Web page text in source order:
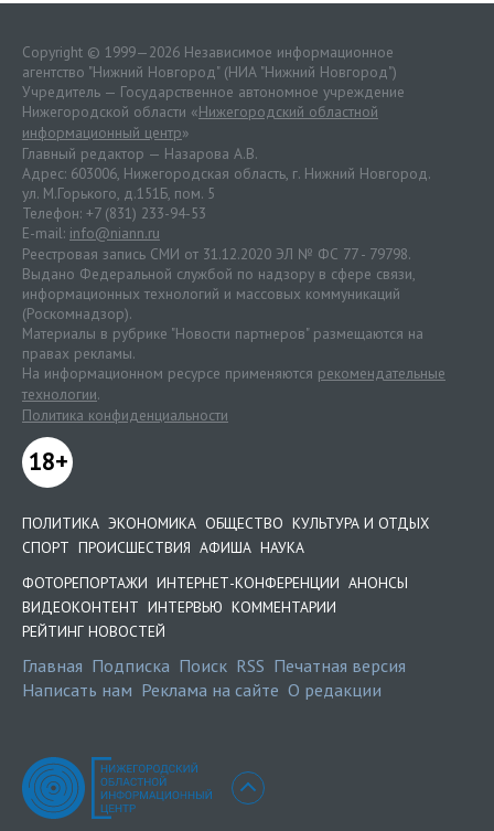
Copyright © 1999—2026 Независимое информационное
агентство "Нижний Новгород" (НИА "Нижний Новгород")
Учредитель — Государственное автономное учреждение
Нижегородской области «Нижегородский областной
информационный центр»
Главный редактор — Назарова А.В.
Адрес: 603006, Нижегородская область, г. Нижний Новгород.
ул. М.Горького, д.151Б, пом. 5
Телефон: +7 (831) 233-94-53
E-mail: info@niann.ru
Реестровая запись СМИ от 31.12.2020 ЭЛ № ФС 77 - 79798.
Выдано Федеральной службой по надзору в сфере связи,
информационных технологий и массовых коммуникаций
(Роскомнадзор).
Материалы в рубрике "Новости партнеров" размещаются на
правах рекламы.
На информационном ресурсе применяются рекомендательные
технологии.
Политика конфиденциальности
18+
ПОЛИТИКА ЭКОНОМИКА ОБЩЕСТВО КУЛЬТУРА И ОТДЫХ
СПОРТ ПРОИСШЕСТВИЯ АФИША НАУКА
ФОТОРЕПОРТАЖИ ИНТЕРНЕТ-КОНФЕРЕНЦИИ АНОНСЫ
ВИДЕОКОНТЕНТ ИНТЕРВЬЮ КОММЕНТАРИИ
РЕЙТИНГ НОВОСТЕЙ
Главная Подписка Поиск RSS Печатная версия
Написать нам Реклама на сайте О редакции